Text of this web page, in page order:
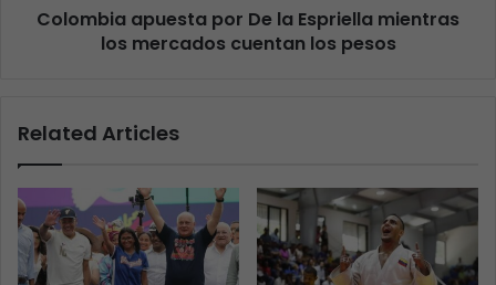
Colombia apuesta por De la Espriella mientras
los mercados cuentan los pesos
Related Articles